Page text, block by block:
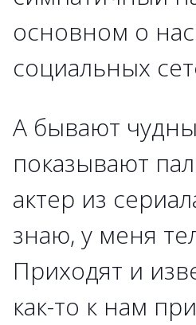
основном о
социальных
А бывают
показывают
актер из
знаю, у меня
Приходят и
как-то к нам